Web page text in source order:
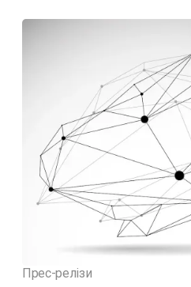
Прес-релізи